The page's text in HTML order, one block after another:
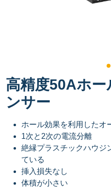
高精度50Aホー
ンサー
ホール効果を利用したオ
1次と2次の電流分離
絶縁プラスチックハウジ
ている
挿入損失なし
体積が小さい